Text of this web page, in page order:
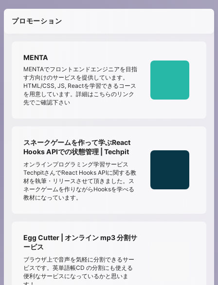
プロモーション
MENTA
MENTAでフロントエンドエンジニアを目指
す方向けのサービスを提供しています。
HTML/CSS, JS, Reactを学習できるコース
を用意しています。詳細はこちらのリンク
先でご確認下さい
スネークゲームを作って学ぶReact
Hooks APIでの状態管理 | Techpit
オンラインプログラミング学習サービス
TechpitさんでReact Hooks APIに関する教
材を執筆・リリースさせて頂きました。ス
ネークゲームを作りながらHooksを学べる
教材になっています。
Egg Cutter | オンライン mp3 分割サ
ービス
ブラウザ上で音声を気軽に分割できるサー
ビスです。英単語帳CD の分割にも使える
便利なサービスになっているかと思いま